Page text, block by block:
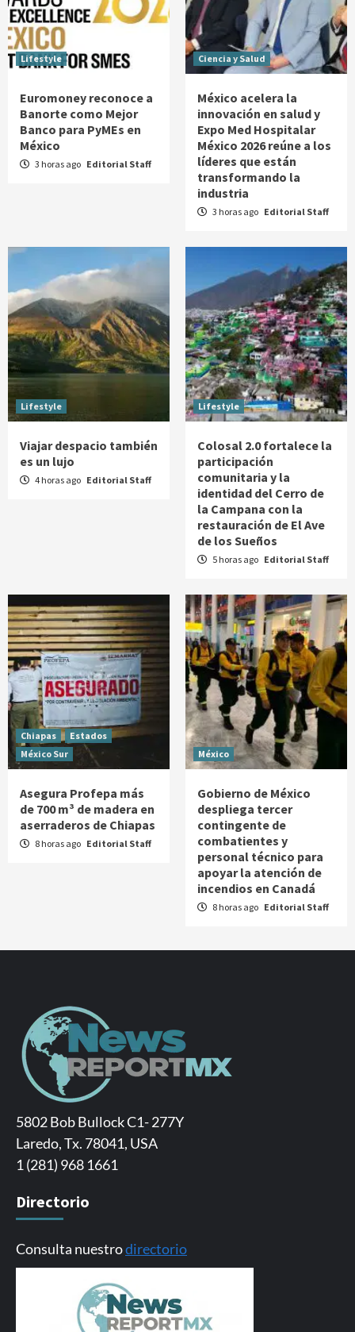
Lifestyle
Euromoney reconoce a
Banorte como Mejor
Banco para PyMEs en
México
3 horas ago Editorial Staff
Ciencia y Salud
México acelera la
innovación en salud y
Expo Med Hospitalar
México 2026 reúne a los
líderes que están
transformando la
industria
3 horas ago Editorial Staff
Lifestyle
Viajar despacio también
es un lujo
4 horas ago Editorial Staff
Lifestyle
Colosal 2.0 fortalece la
participación
comunitaria y la
identidad del Cerro de
la Campana con la
restauración de El Ave
de los Sueños
5 horas ago Editorial Staff
Chiapas
Estados
México Sur
Asegura Profepa más
de 700 m³ de madera en
aserraderos de Chiapas
8 horas ago Editorial Staff
México
Gobierno de México
despliega tercer
contingente de
combatientes y
personal técnico para
apoyar la atención de
incendios en Canadá
8 horas ago Editorial Staff
5802 Bob Bullock C1- 277Y
Laredo, Tx. 78041, USA
1 (281) 968 1661
Directorio
Consulta nuestrodirectorio